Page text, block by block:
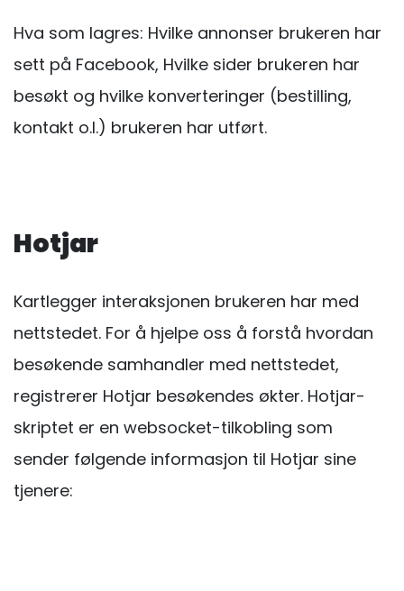
Hva som lagres: Hvilke annonser brukeren har
sett på Facebook, Hvilke sider brukeren har
besøkt og hvilke konverteringer (bestilling,
kontakt o.l.) brukeren har utført.
Hotjar
Kartlegger interaksjonen brukeren har med
nettstedet. For å hjelpe oss å forstå hvordan
besøkende samhandler med nettstedet,
registrerer Hotjar besøkendes økter. Hotjar-
skriptet er en websocket-tilkobling som
sender følgende informasjon til Hotjar sine
tjenere: